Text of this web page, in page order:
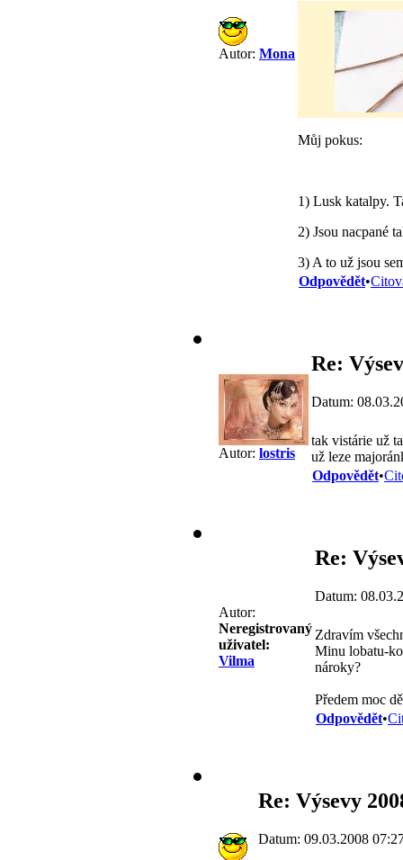
Autor: Mona
Můj pokus:
1) Lusk katalpy.
2) Jsou nacpané
3) A to už jsou
Odpovědět•
Autor: lostris
Re:
Datum:
tak vistárie už
už leze
Odpovědět•
Autor:
Neregistrovaný
uživatel:
Vilma
Re:
Datum:
Zdravím
Minu lobatu-
nároky?
Předem moc
Odpovědět•
Re: Výsevy
Datum: 09.03.2008